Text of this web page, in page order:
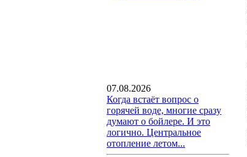
07.08.2026
Когда встаёт вопрос о
горячей воде, многие сразу
думают о бойлере. И это
логично. Центральное
отопление летом...